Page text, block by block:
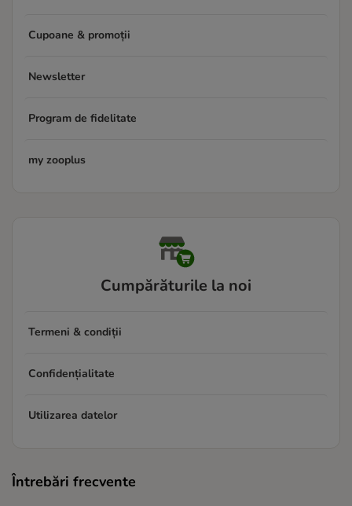
Cupoane & promoții
Newsletter
Program de fidelitate
my zooplus
Cumpărăturile la noi
Termeni & condiții
Confidențialitate
Utilizarea datelor
Întrebări frecvente